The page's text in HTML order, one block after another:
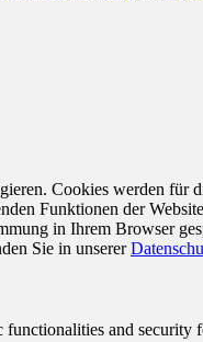
Cookies werden für
Funktionen der
in Ihrem Browser
Sie in unserer
and security